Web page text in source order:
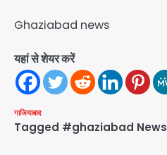
Ghaziabad news
यहां से शेयर करें
गाजियाबाद
Tagged #ghaziabad News